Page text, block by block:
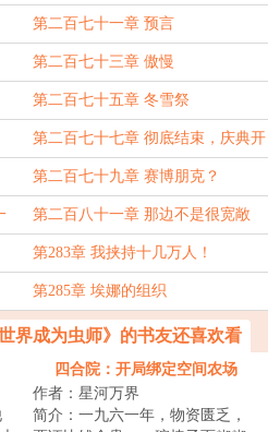
第二百七十一章 预言
第二百七十三章 傲慢
第二百七十五章 冬雪祭
第二百七十七章 彻底结束，庆典开
始！
第二百七十九章 赛博朋克？
第二百八十一章 那边不是很宽敞
吗？
第283章 我挟持十几万人！
第285章 埃娜的组织
界成为虫师》的书友还喜欢看
四合院：开局绑定空间农场
作者：星河万界
简介：一九六一年，物资匮乏，